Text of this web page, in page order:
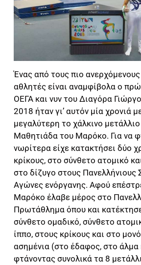
Ένας από τους πιο
αθλητές είναι αναμφίβολα ο
ΟΕΓΑ και νυν του Διαγόρα
2018 ήταν γι’ αυτόν μία χρονιά
μεγαλύτερη το χάλκινο
Μαθητιάδα του Μαρόκο. Για να
νωρίτερα είχε κατακτήσει δύο
κρίκους, στο σύνθετο ατομικό
στο δίζυγο στους Πανελλήνιους
Αγώνες ενόργανης. Αφού
Μαρόκο έλαβε μέρος στο
Πρωτάθλημα όπου και
σύνθετο ομαδικό, σύνθετο
ίππο, στους κρίκους και στο
ασημένια (στο έδαφος, στο άλμα
φτάνοντας συνολικά τα 8